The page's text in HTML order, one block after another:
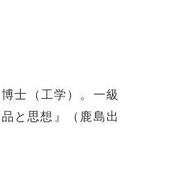
士（工学）。一級
と思想』（鹿島出